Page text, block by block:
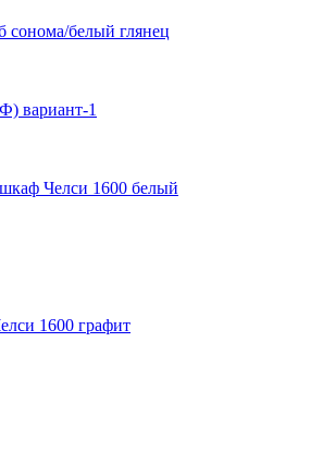
сонома/белый глянец
вариант-1
Челси 1600 белый
1600 графит